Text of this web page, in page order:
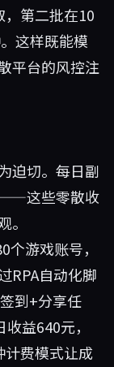
第二批在10
这样既能模
平台的风控注
迫切。每日副
——这些零散收
。
游戏账号，
RPA自动化脚
到+分享任
益640元，
费模式让成